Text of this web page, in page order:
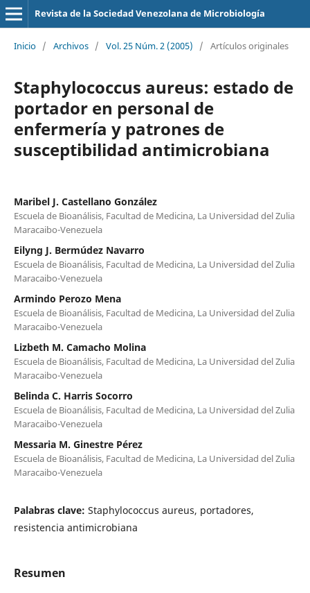
Revista de la Sociedad Venezolana de Microbiología
Inicio / Archivos / Vol. 25 Núm. 2 (2005) / Artículos originales
Staphylococcus aureus: estado de
portador en personal de
enfermería y patrones de
susceptibilidad antimicrobiana
Maribel J. Castellano González
Escuela de Bioanálisis, Facultad de Medicina, La Universidad del Zulia
Maracaibo-Venezuela
Eilyng J. Bermúdez Navarro
Escuela de Bioanálisis, Facultad de Medicina, La Universidad del Zulia
Maracaibo-Venezuela
Armindo Perozo Mena
Escuela de Bioanálisis, Facultad de Medicina, La Universidad del Zulia
Maracaibo-Venezuela
Lizbeth M. Camacho Molina
Escuela de Bioanálisis, Facultad de Medicina, La Universidad del Zulia
Maracaibo-Venezuela
Belinda C. Harris Socorro
Escuela de Bioanálisis, Facultad de Medicina, La Universidad del Zulia
Maracaibo-Venezuela
Messaria M. Ginestre Pérez
Escuela de Bioanálisis, Facultad de Medicina, La Universidad del Zulia
Maracaibo-Venezuela
Palabras clave: Staphylococcus aureus, portadores,
resistencia antimicrobiana
Resumen